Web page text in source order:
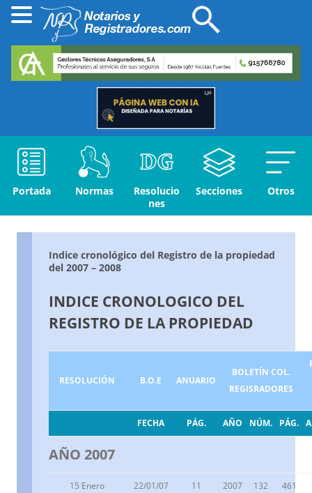
Portada Normas
Resolucio
nes
Secciones Otros
Indice cronológico del Registro de la propiedad
del 2007 – 2008
INDICE CRONOLOGICO DEL
REGISTRO DE LA PROPIEDAD
RESOLUCIÓN B.O.E ANUARIO
BOLETÍN COL.
REGISRADORES
FECHA PÁG. AÑO NÚM. PÁG.
AÑO 2007
15 Enero 22/01/07 11 2007 132 461